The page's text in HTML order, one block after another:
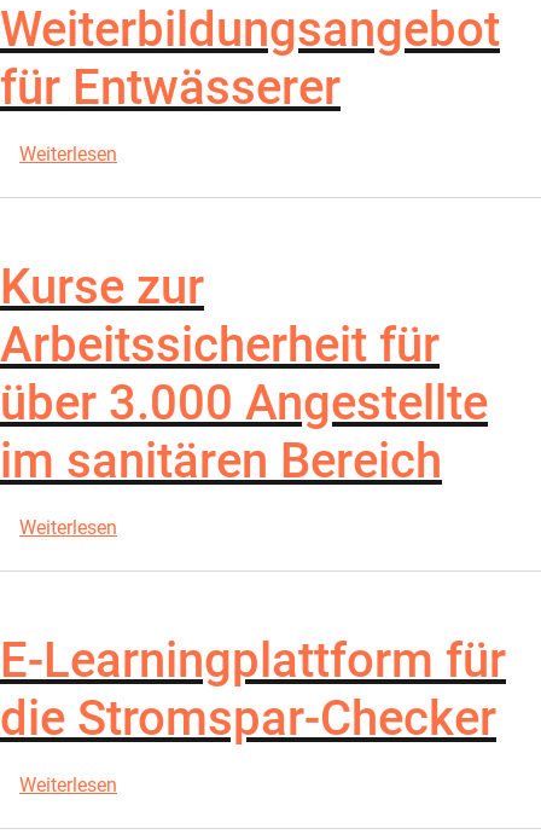
Weiterbildungsangebot
für Entwässerer
Weiterlesen
Kurse zur
Arbeitssicherheit für
über 3.000 Angestellte
im sanitären Bereich
Weiterlesen
E-Learningplattform für
die Stromspar-Checker
Weiterlesen